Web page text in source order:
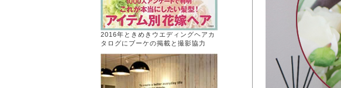
2016年ときめきウエディングヘアカ
タログにブーケの掲載と撮影協力